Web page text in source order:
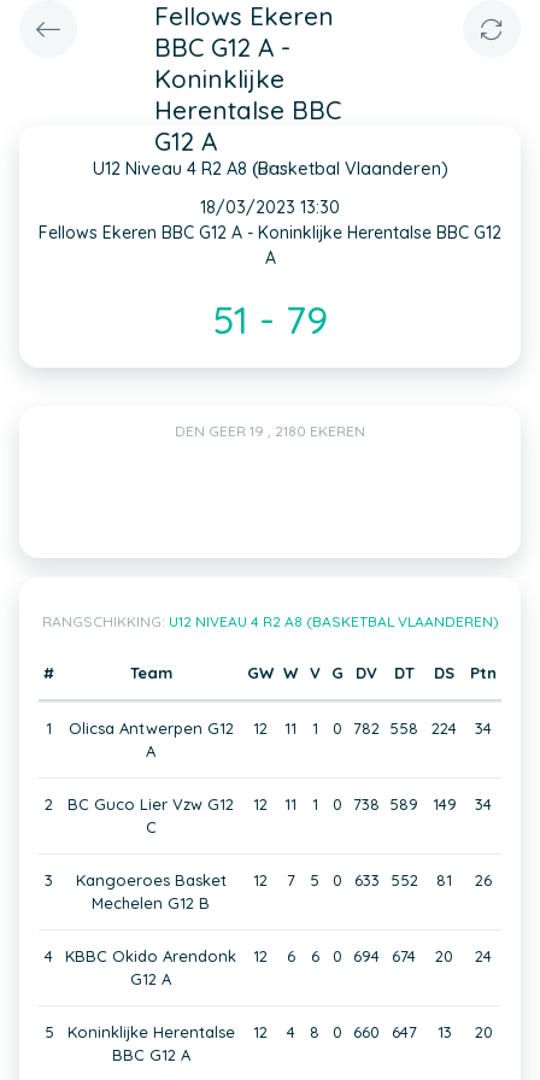
Fellows Ekeren
BBC G12 A -
Koninklijke
Herentalse BBC
G12 A
U12 Niveau 4 R2 A8 (Basketbal Vlaanderen)
INFO
18/03/2023 13:30
Fellows Ekeren BBC G12 A - Koninklijke Herentalse BBC G12
A
51 - 79
DEN GEER 19 , 2180 EKEREN
RANGSCHIKKING: U12 NIVEAU 4 R2 A8 (BASKETBAL VLAANDEREN)
# Team GW W V G DV DT DS Ptn
1
Olicsa Antwerpen G12
A
12 11 1 0 782 558 224 34
2
BC Guco Lier Vzw G12
C
12 11 1 0 738 589 149 34
3
Kangoeroes Basket
Mechelen G12 B
12 7 5 0 633 552 81 26
4
KBBC Okido Arendonk
G12 A
12 6 6 0 694 674 20 24
5
Koninklijke Herentalse
BBC G12 A
12 4 8 0 660 647 13 20